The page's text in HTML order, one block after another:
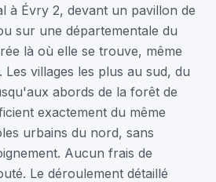
à Évry 2, devant un pavillon de
sur une départementale du
là où elle se trouve, même
villages les plus au sud, du
abords de la forêt de
exactement du même
urbains du nord, sans
Aucun frais de
Le déroulement détaillé